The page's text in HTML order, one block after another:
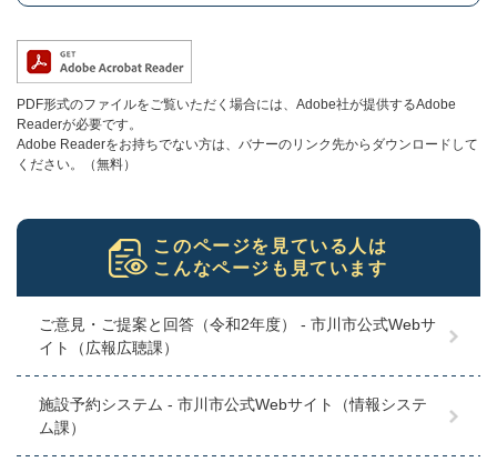
PDF形式のファイルをご覧いただく場合には、Adobe社が提供するAdobe
Readerが必要です。
Adobe Readerをお持ちでない方は、バナーのリンク先からダウンロードして
ください。（無料）
このページを見ている人は
こんなページも見ています
ご意見・ご提案と回答（令和2年度） - 市川市公式Webサ
イト（広報広聴課）
施設予約システム - 市川市公式Webサイト（情報システ
ム課）